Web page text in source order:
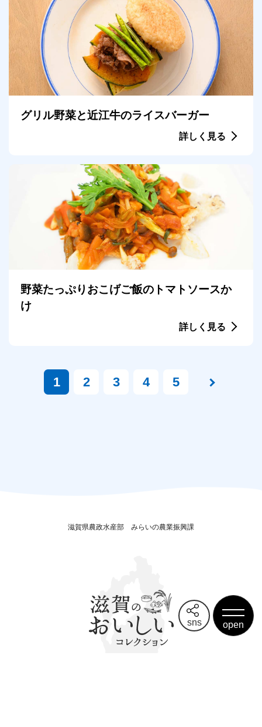
sns
グリル野菜と近江牛のライスバーガー
詳しく見る
野菜たっぷりおこげご飯のトマトソースか
け
詳しく見る
1 2 3 4 5
滋賀県農政水産部 みらいの農業振興課